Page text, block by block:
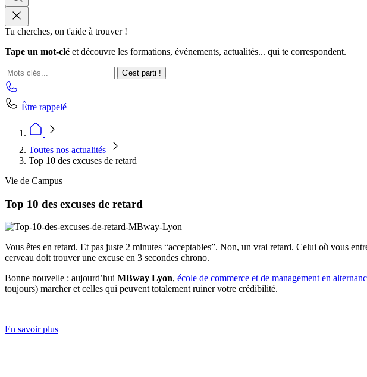
Tu cherches, on t'aide à trouver !
Tape un mot-clé et découvre les formations, événements, actualités... qui te correspondent.
C'est parti !
Être rappelé
Toutes nos actualités
Top 10 des excuses de retard
Vie de Campus
Top 10 des excuses de retard
Vous êtes en retard. Et pas juste 2 minutes “acceptables”. Non, un vrai retard. Celui où vous
cerveau doit trouver une excuse en 3 secondes chrono.
Bonne nouvelle : aujourd’hui MBway Lyon, école de commerce et de management en
toujours) marcher et celles qui peuvent totalement ruiner votre crédibilité.
En savoir plus